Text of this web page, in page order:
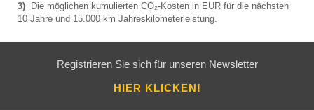
3) Die möglichen kumulierten CO₂-Kosten in EUR für die nächsten
10 Jahre und 15.000 km Jahreskilometerleistung.
Registrieren Sie sich für unseren Newsletter
HIER KLICKEN!